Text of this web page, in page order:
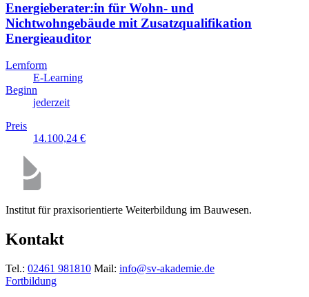
Energieberater:in für Wohn- und
Nichtwohngebäude mit Zusatzqualifikation
Energieauditor
Lernform
E-Learning
Beginn
jederzeit
Preis
14.100,24 €
Institut für praxisorientierte Weiterbildung im Bauwesen.
Kontakt
Tel.: 02461 981810 Mail: info@sv-akademie.de
Fortbildung